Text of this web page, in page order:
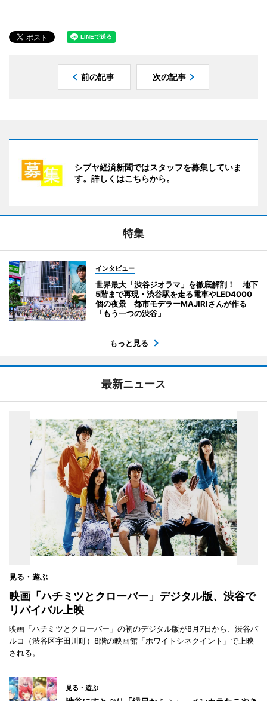
前の記事 次の記事
シブヤ経済新聞ではスタッフを募集していま
す。詳しくはこちらから。
特集
インタビュー
世界最大「渋谷ジオラマ」を徹底解剖！ 地下
5階まで再現・渋谷駅を走る電車やLED4000
個の夜景 都市モデラーMAJIRIさんが作る
「もう一つの渋谷」
もっと見る
最新ニュース
見る・遊ぶ
映画「ハチミツとクローバー」デジタル版、渋谷で
リバイバル上映
映画「ハチミツとクローバー」の初のデジタル版が8月7日から、渋谷パ
ルコ（渋谷区宇田川町）8階の映画館「ホワイトシネクイント」で上映
される。
見る・遊ぶ